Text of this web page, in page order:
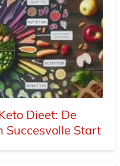
Dieet: De
Succesvolle Start